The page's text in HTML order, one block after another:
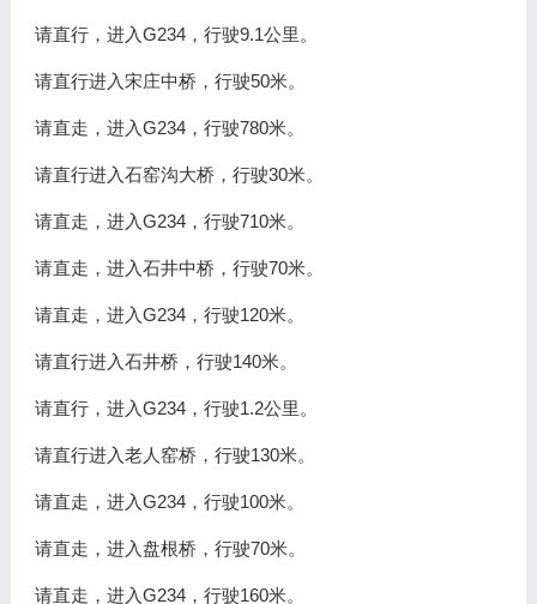
请直行，进入G234，行驶9.1公里。
请直行进入宋庄中桥，行驶50米。
请直走，进入G234，行驶780米。
请直行进入石窑沟大桥，行驶30米。
请直走，进入G234，行驶710米。
请直走，进入石井中桥，行驶70米。
请直走，进入G234，行驶120米。
请直行进入石井桥，行驶140米。
请直行，进入G234，行驶1.2公里。
请直行进入老人窑桥，行驶130米。
请直走，进入G234，行驶100米。
请直走，进入盘根桥，行驶70米。
请直走，进入G234，行驶160米。